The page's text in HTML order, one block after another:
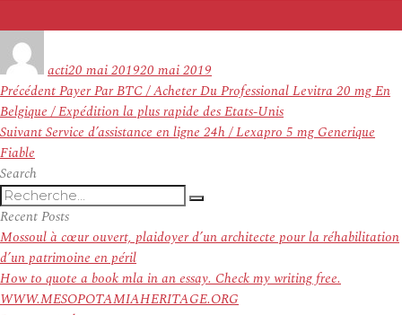
actile
20 mai 201920 mai 2019
Navigation
de
l’article
PrécédentArticle
précédent :
Payer Par BTC / Acheter Du Professional Levitra 20 mg En
Belgique / Expédition la plus rapide des Etats-Unis
SuivantArticle
Service d’assistance en ligne 24h / Lexapro 5 mg Generique
Fiable
Search
Recherche
pour
:
Recherche
Recent Posts
Mossoul à cœur ouvert, plaidoyer d’un architecte pour la réhabilitation
d’un patrimoine en péril
How to quote a book mla in an essay. Check my writing free.
WWW.MESOPOTAMIAHERITAGE.ORG